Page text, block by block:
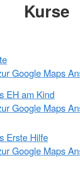
Kurse
Google Maps
EH am Kind
Google Maps
Erste Hilfe
Google Maps